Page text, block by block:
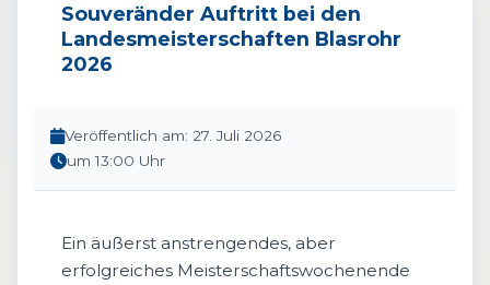
Souveränder Auftritt bei den
Landesmeisterschaften Blasrohr
2026
Veröffentlich am: 27. Juli 2026
um 13:00 Uhr
Ein äußerst anstrengendes, aber
erfolgreiches Meisterschaftswochenende